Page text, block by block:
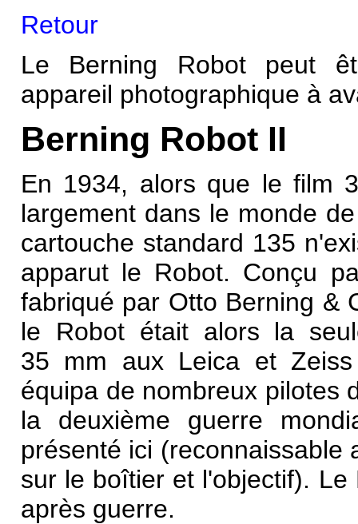
Retour
Le Berning Robot peut
appareil photographique à
Berning Robot II
En 1934, alors que le film
largement dans le monde
cartouche standard 135
apparut le Robot. Conçu
fabriqué par Otto Berning &
le Robot était alors la
35 mm aux Leica et
équipa de nombreux pilotes
la deuxième guerre
présenté ici (reconnaissable
sur le boîtier et l'objectif).
après guerre.